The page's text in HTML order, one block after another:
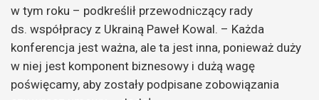
w tym roku – podkreślił przewodniczący rady
ds. współpracy z Ukrainą Paweł Kowal. – Każda
konferencja jest ważna, ale ta jest inna, ponieważ duży
w niej jest komponent biznesowy i dużą wagę
poświęcamy, aby zostały podpisane zobowiązania